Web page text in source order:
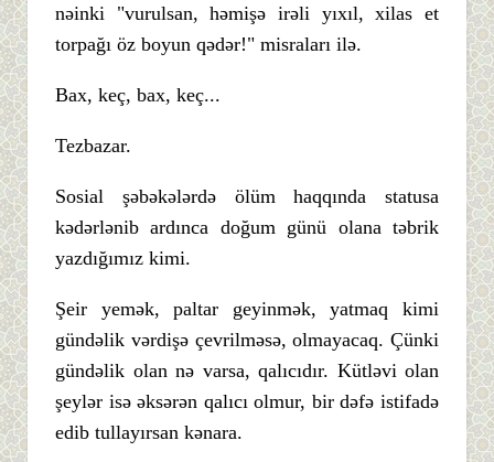
nəinki "vurulsan, həmişə irəli yıxıl, xilas et
torpağı öz boyun qədər!" misraları ilə.
Bax, keç, bax, keç...
Tezbazar.
Sosial şəbəkələrdə ölüm haqqında statusa
kədərlənib ardınca doğum günü olana təbrik
yazdığımız kimi.
Şeir yemək, paltar geyinmək, yatmaq kimi
gündəlik vərdişə çevrilməsə, olmayacaq. Çünki
gündəlik olan nə varsa, qalıcıdır. Kütləvi olan
şeylər isə əksərən qalıcı olmur, bir dəfə istifadə
edib tullayırsan kənara.